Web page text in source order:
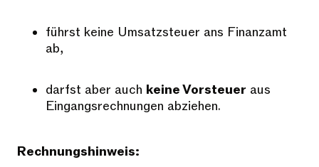
führst keine Umsatzsteuer ans Finanzamt
ab,
darfst aber auch keine Vorsteuer aus
Eingangsrechnungen abziehen.
Rechnungshinweis: